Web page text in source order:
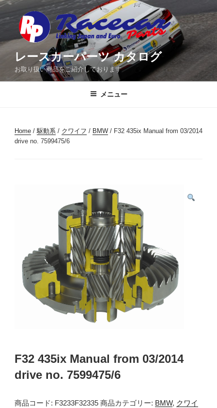
コ
ン
ン
レースカーパーツ カタログ
お取り扱い商品をご紹介しております
メニュー
Home /駆動系 / クワイフ / BMW / F32 435ix Manual from 03/2014
drive no. 7599475/6
F32 435ix Manual from 03/2014
drive no. 7599475/6
商品コード: F3233F32335 商品カテゴリー: BMW, クワイ